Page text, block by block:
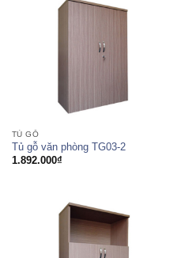
TỦ GỖ
Tủ gỗ văn phòng TG03-2
1.892.000₫